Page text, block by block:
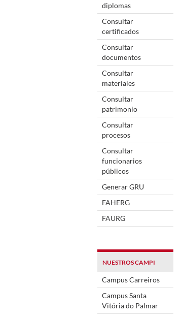
diplomas
Consultar
certificados
Consultar
documentos
Consultar
materiales
Consultar
patrimonio
Consultar
procesos
Consultar
funcionarios
públicos
Generar GRU
FAHERG
FAURG
NUESTROS CAMPI
Campus Carreiros
Campus Santa
Vitória do Palmar